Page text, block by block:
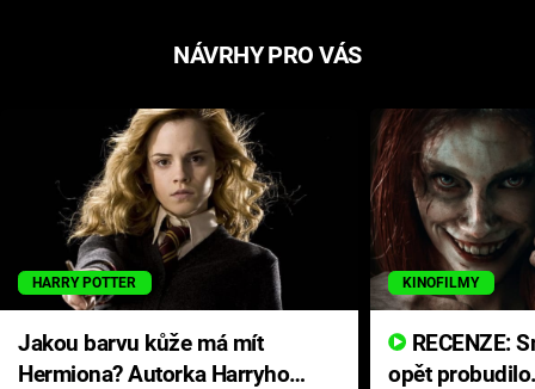
NÁVRHY PRO VÁS
HARRY POTTER
Jakou barvu kůže má mít
Hermiona? Autorka Harryho
KINOFILMY
opět